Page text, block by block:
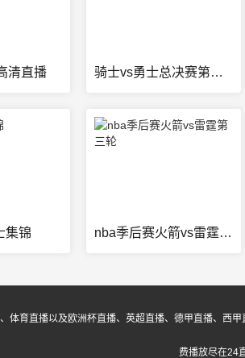
清直播 骑士vs勇士总决赛第七场回放
集锦 nba季后赛火箭vs雷霆第三轮
体育直播以及欧洲杯直播、英超直播、德甲直播、西
费播放尽在24